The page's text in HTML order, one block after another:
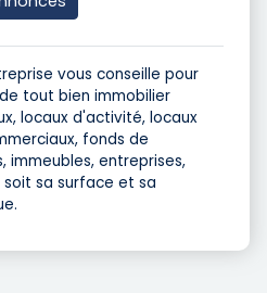
vous conseille pour
tout bien immobilier
locaux d'activité, locaux
fonds de
immeubles, entreprises,
soit sa surface et sa